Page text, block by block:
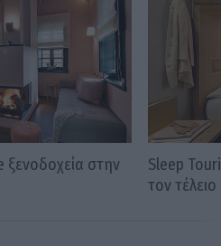
στην
Sleep
τον